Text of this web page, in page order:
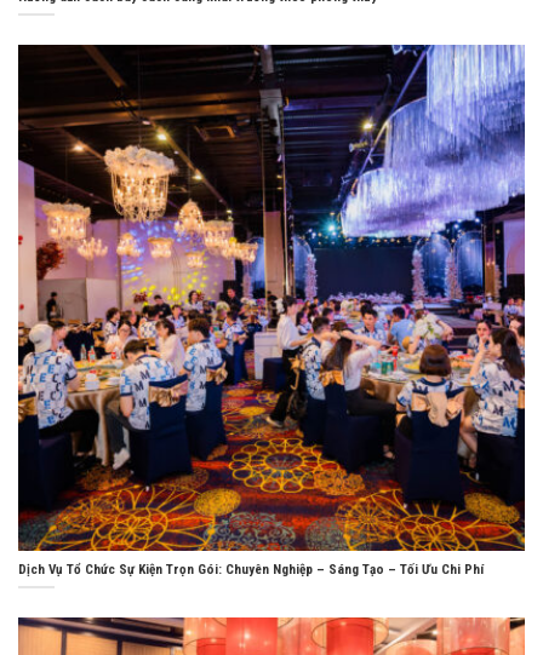
Dịch Vụ Tổ Chức Sự Kiện Trọn Gói: Chuyên Nghiệp – Sáng Tạo – Tối Ưu Chi Phí